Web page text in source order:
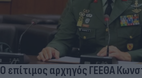
Ο επίτιμος αρχηγός ΓΕΕΘΑ